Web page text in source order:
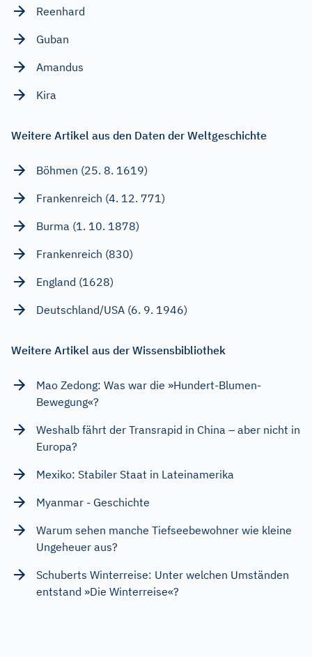
Reenhard
Guban
Amandus
Kira
Weitere Artikel aus den Daten der Weltgeschichte
Böhmen (25. 8. 1619)
Frankenreich (4. 12. 771)
Burma (1. 10. 1878)
Frankenreich (830)
England (1628)
Deutschland/USA (6. 9. 1946)
Weitere Artikel aus der Wissensbibliothek
Mao Zedong: Was war die »Hundert-Blumen-
Bewegung«?
Weshalb fährt der Transrapid in China – aber nicht in
Europa?
Mexiko: Stabiler Staat in Lateinamerika
Myanmar - Geschichte
Warum sehen manche Tiefseebewohner wie kleine
Ungeheuer aus?
Schuberts Winterreise: Unter welchen Umständen
entstand »Die Winterreise«?